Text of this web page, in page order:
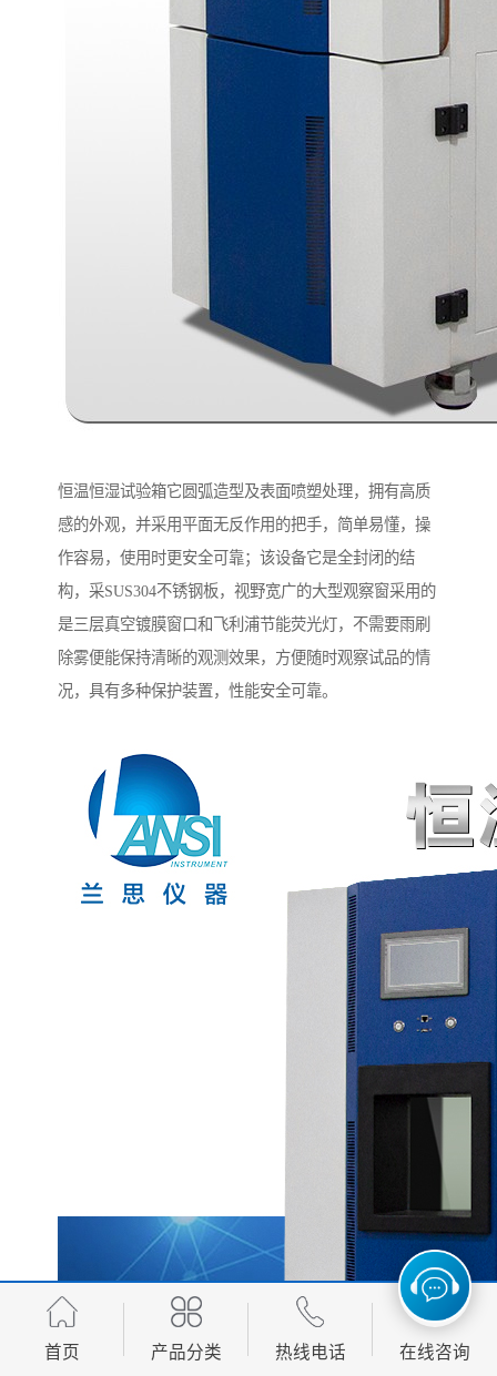
恒温恒湿试验箱它圆弧造型及表面喷塑处理，拥有高质
感的外观，并采用平面无反作用的把手，简单易懂，操
作容易，使用时更安全可靠；该设备它是全封闭的结
构，采SUS304不锈钢板，视野宽广的大型观察窗采用的
是三层真空镀膜窗口和飞利浦节能荧光灯，不需要雨刷
除雾便能保持清晰的观测效果，方便随时观察试品的情
况，具有多种保护装置，性能安全可靠。
首页 产品分类 热线电话 在线咨询